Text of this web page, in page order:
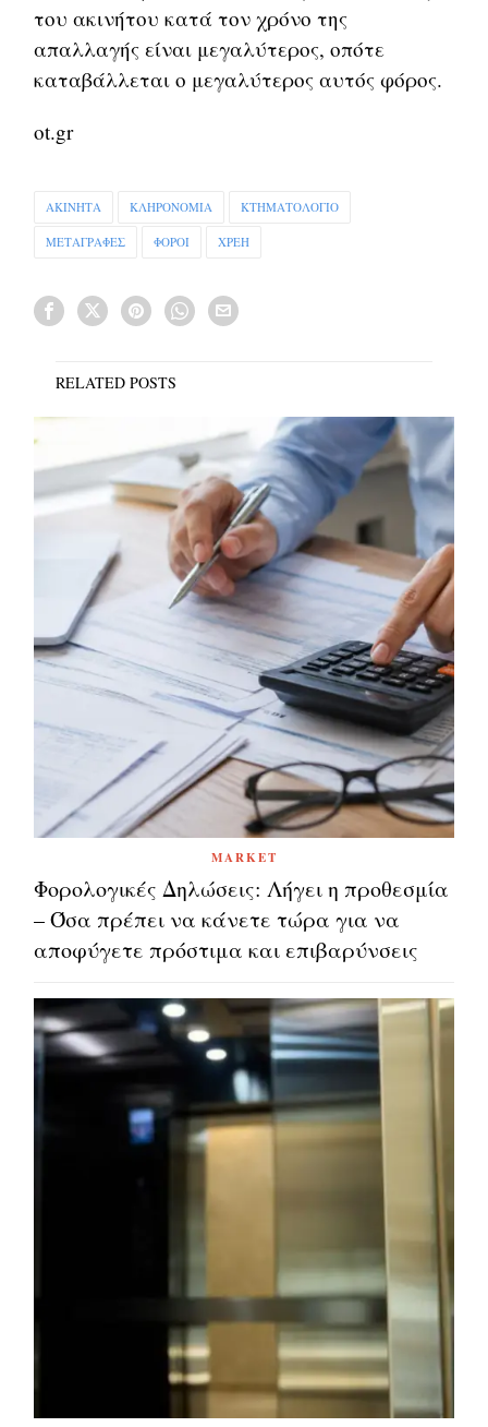
του ακινήτου κατά τον χρόνο της
απαλλαγής είναι μεγαλύτερος, οπότε
καταβάλλεται ο μεγαλύτερος αυτός φόρος.
ot.gr
ΑΚΙΝΗΤΑ ΚΛΗΡΟΝΟΜΙΑ ΚΤΗΜΑΤΟΛΟΓΙΟ
ΜΕΤΑΓΡΑΦΕΣ ΦΟΡΟΙ ΧΡΕΗ
RELATED POSTS
MARKET
Φορολογικές Δηλώσεις: Λήγει η προθεσμία
– Όσα πρέπει να κάνετε τώρα για να
αποφύγετε πρόστιμα και επιβαρύνσεις